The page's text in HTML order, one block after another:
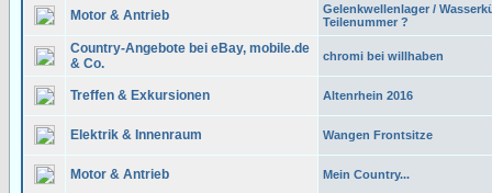
Motor & Antrieb
Gelenkwellenlager /
Teilenummer ?
Country-Angebote bei eBay, mobile.de
& Co.
chromi bei willhaben
Treffen & Exkursionen Altenrhein 2016
Elektrik & Innenraum Wangen Frontsitze
Motor & Antrieb Mein Country...